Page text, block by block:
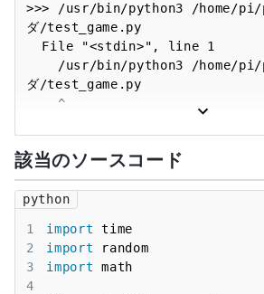
>>> /usr/bin/python3 /home/pi/
ダ/test_game.py
ダ/test_game.py
該当のソースコード
python
1 import
2
import
3
import
4